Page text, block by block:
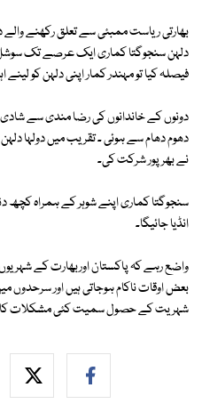
بھارتی ریاست ممبئی سے تعلق رکھنے والے
دلہن سنجوگتا کماری ایک عرصے تک سوشل
فیصلہ کیا تو مہندر کمار اپنی دلہن کو
دونوں کے خاندانوں کی رضا مندی سے
دھوم دھام سے ہوئی ۔ تقریب میں دولہا
نے بھرپور شرکت کی۔
سنجوگتا کماری اپنے شوہر کے ہمراہ کچھ
انڈیا جائیگا۔
واضع رہے کہ پاکستان اوربھارت کے
بعض اوقات ناکام ہوجاتی ہیں اور
شہریت کے حصول سمیت کئی مشکلات کا